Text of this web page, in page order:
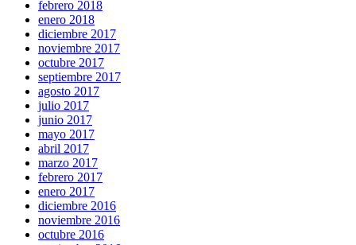
febrero 2018
enero 2018
diciembre 2017
noviembre 2017
octubre 2017
septiembre 2017
agosto 2017
julio 2017
junio 2017
mayo 2017
abril 2017
marzo 2017
febrero 2017
enero 2017
diciembre 2016
noviembre 2016
octubre 2016